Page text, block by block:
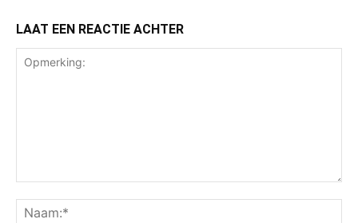
LAAT EEN REACTIE ACHTER